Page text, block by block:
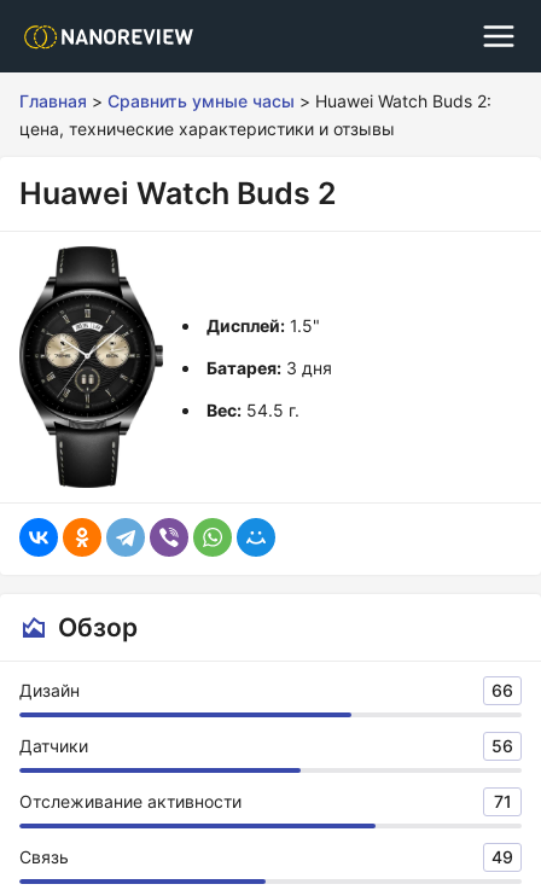
Главная > Сравнить умные часы > Huawei Watch Buds 2:
цена, технические характеристики и отзывы
Huawei Watch Buds 2
Дисплей:1.5"
Батарея:3 дня
Вес:54.5 г.
Обзор
Дизайн 66
Датчики 56
Отслеживание активности 71
Связь 49